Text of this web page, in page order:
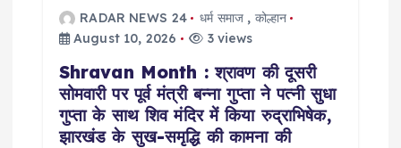
RADAR NEWS 24 धर्म समाज , कोल्हान
August 10, 2026
3 views
Shravan Month : श्रावण की दूसरी
सोमवारी पर पूर्व मंत्री बन्ना गुप्ता ने पत्नी सुधा
गुप्ता के साथ शिव मंदिर में किया रुद्राभिषेक,
झारखंड के सुख-समृद्धि की कामना की